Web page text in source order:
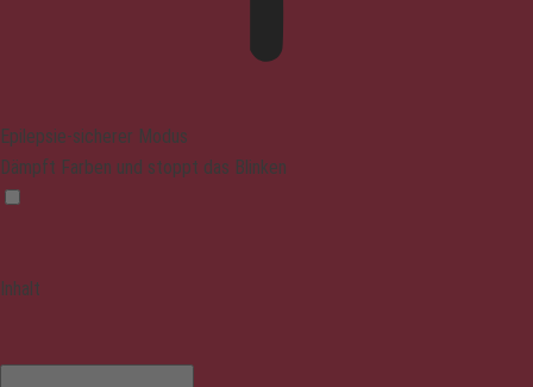
Epilepsie-sicherer Modus
Dämpft Farben und stoppt das Blinken
Inhalt